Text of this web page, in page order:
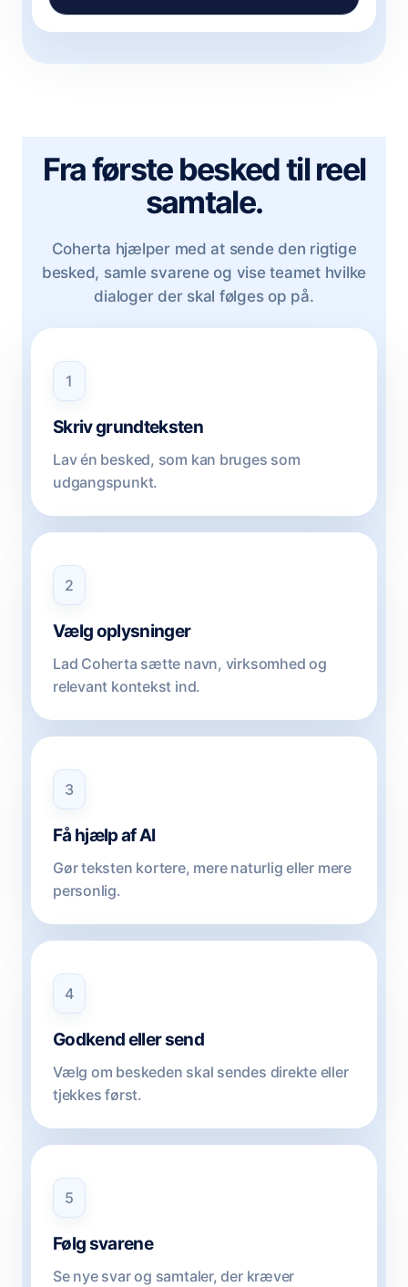
Fra første besked til reel
samtale.
Coherta hjælper med at sende den rigtige
besked, samle svarene og vise teamet hvilke
dialoger der skal følges op på.
1
Skriv grundteksten
Lav én besked, som kan bruges som
udgangspunkt.
2
Vælg oplysninger
Lad Coherta sætte navn, virksomhed og
relevant kontekst ind.
3
Få hjælp af AI
Gør teksten kortere, mere naturlig eller mere
personlig.
4
Godkend eller send
Vælg om beskeden skal sendes direkte eller
tjekkes først.
5
Følg svarene
Se nye svar og samtaler, der kræver